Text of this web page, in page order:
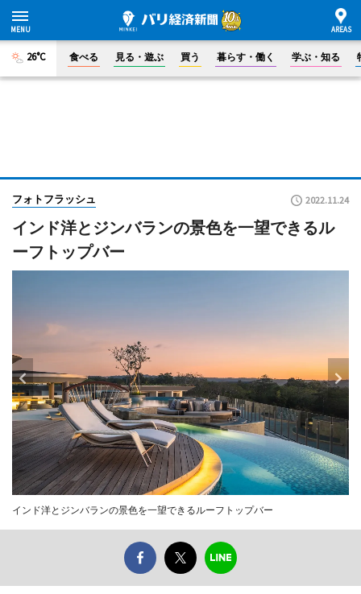
26°C 食べる 見る・遊ぶ 買う 暮らす・働く 学ぶ・知る
フォトフラッシュ 2022.11.24
インド洋とジンバランの景色を一望できるル
ーフトップバー
インド洋とジンバランの景色を一望できるルーフトップバー